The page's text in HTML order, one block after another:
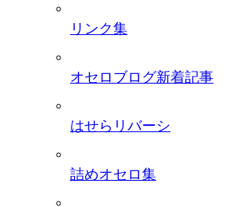
リンク集
オセロブログ新着記事
はせらリバーシ
詰めオセロ集